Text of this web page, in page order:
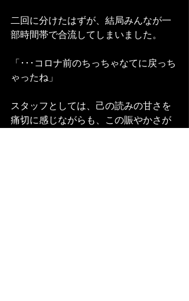
二回に分けたはずが、結局みんなが一
部時間帯で合流してしまいました。
「･･･コロナ前のちっちゃなてに戻っち
ゃったね」
スタッフとしては、己の読みの甘さを
痛切に感じながらも、この賑やかさが